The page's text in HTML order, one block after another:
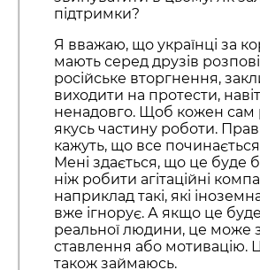
підтримки?
Я вважаю, що українці за
мають серед друзів
російське вторгнення,
виходити на протести,
ненадовго. Щоб кожен сам
якусь частину роботи.
кажуть, що все
Мені здається, що це буде
ніж робити агітаційні
наприклад такі, які
вже ігнорує. А якщо це
реальної людини, це може
ставлення або мотивацію.
також займаюсь.